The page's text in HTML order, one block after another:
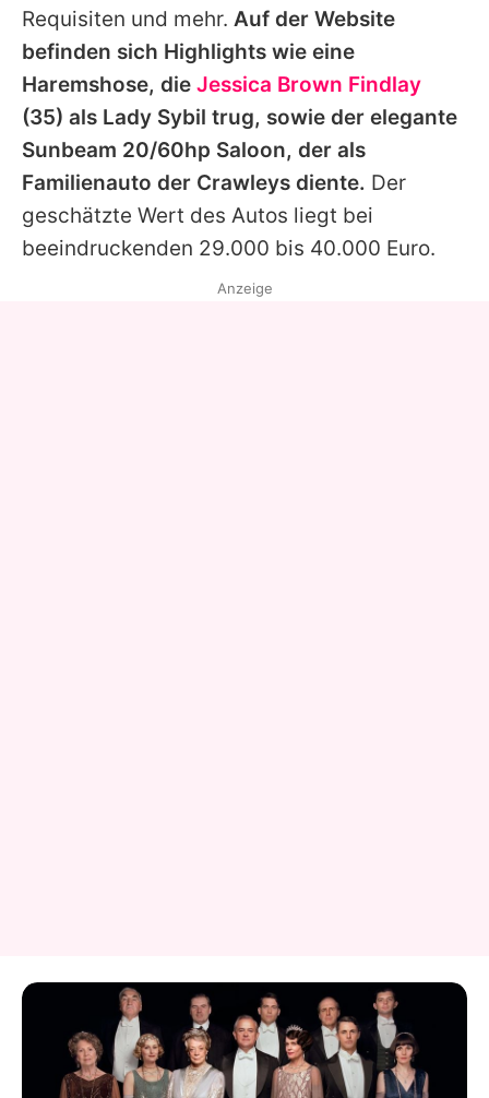
Datenschutzerklärung
Nutzungsbedingungen
Utiq verwalten
Requisiten und mehr. Auf der Website
befinden sich Highlights wie eine
Haremshose, die Jessica Brown Findlay
(35) als Lady Sybil trug, sowie der elegante
Sunbeam 20/60hp Saloon, der als
Familienauto der Crawleys diente. Der
geschätzte Wert des Autos liegt bei
beeindruckenden 29.000 bis 40.000 Euro.
Anzeige